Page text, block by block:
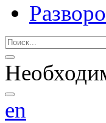
en